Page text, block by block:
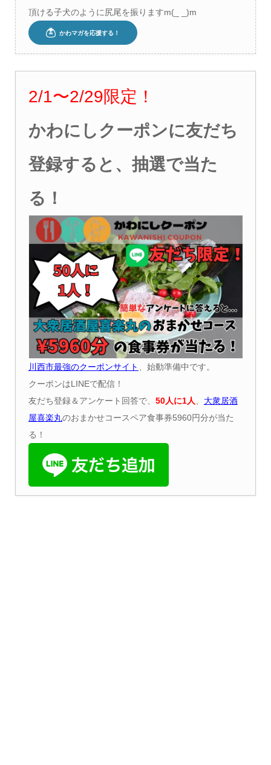
頂ける子犬のように尻尾を振りますm(_ _)m
2/1〜2/29限定！
かわにしクーポンに友だち
登録すると、抽選で当た
る！
川西市最強のクーポンサイト 、始動準備中です。
クーポンはLINEで配信！
友だち登録＆アンケート回答で、 50人に1人、 大衆居酒
屋喜楽丸のおまかせコースペア食事券5960円分が当た
る！